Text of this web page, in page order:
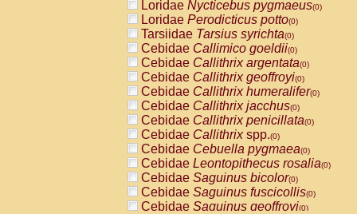
Loridae Nycticebus pygmaeus(0)
Loridae Perodicticus potto(0)
Tarsiidae Tarsius syrichta(0)
Cebidae Callimico goeldii(0)
Cebidae Callithrix argentata(0)
Cebidae Callithrix geoffroyi(0)
Cebidae Callithrix humeralifer(0)
Cebidae Callithrix jacchus(0)
Cebidae Callithrix penicillata(0)
Cebidae Callithrixspp.(0)
Cebidae Cebuella pygmaea(0)
Cebidae Leontopithecus rosalia(0)
Cebidae Saguinus bicolor(0)
Cebidae Saguinus fuscicollis(0)
Cebidae Saguinus geoffroyi(0)